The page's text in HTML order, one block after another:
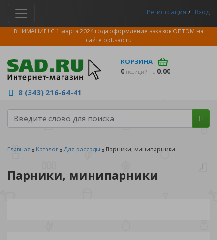
Регистрация Вход
ВНИМАНИЕ ! С 1 марта 2024 года оформление заказов ОПТОМ на
сайте opt.sad.ru
КОРЗИНА
0 позиций на 0.00
8 (343) 216-64-41
Главная Каталог Для рассады Парники, минипарники
Парники, минипарники